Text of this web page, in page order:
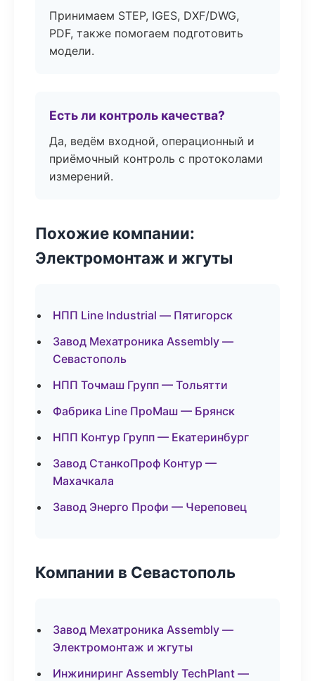
Принимаем STEP, IGES, DXF/DWG,
PDF, также помогаем подготовить
модели.
Есть ли контроль качества?
Да, ведём входной, операционный и
приёмочный контроль с протоколами
измерений.
Похожие компании:
Электромонтаж и жгуты
НПП Line Industrial — Пятигорск
Завод Мехатроника Assembly —
Севастополь
НПП Точмаш Групп — Тольятти
Фабрика Line ПроМаш — Брянск
НПП Контур Групп — Екатеринбург
Завод СтанкоПроф Контур —
Махачкала
Завод Энерго Профи — Череповец
Компании в Севастополь
Завод Мехатроника Assembly —
Электромонтаж и жгуты
Инжиниринг Assembly TechPlant —